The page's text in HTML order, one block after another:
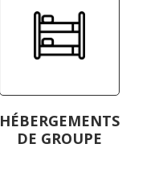
HÉBERGEMENTS
DE GROUPE